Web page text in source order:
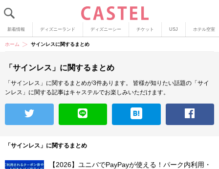
新着情報 ディズニーランド ディズニーシー チケット USJ ホテル空室
ホーム サインレスに関するまとめ
「サインレス」に関するまとめ
「サインレス」に関するまとめが3件あります。
皆様が知りたい話題の「サイ
ンレス」に関する記事はキャステルでお楽しみいただけます。
「サインレス」に関するまとめ
【2026】ユニバでPayPayが使える！パーク内利用・